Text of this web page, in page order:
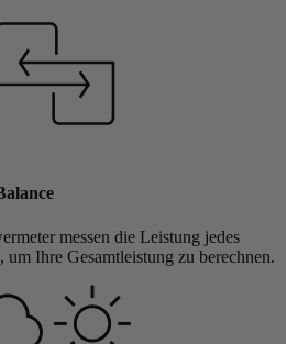
messen die Leistung jedes
um Ihre Gesamtleistung zu berechnen.